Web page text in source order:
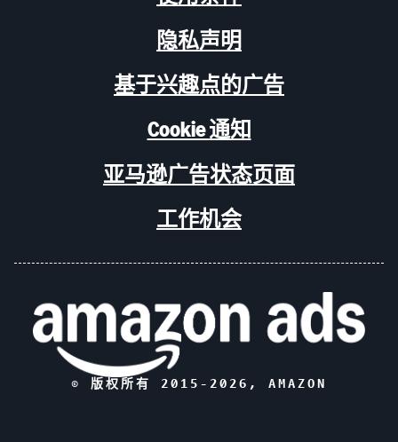
隐私声明
基于兴趣点的广告
Cookie 通知
亚马逊广告状态页面
工作机会
© 版权所有 2015- 2026 , AMAZON